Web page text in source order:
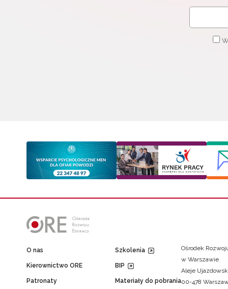
O nas
Kierownictwo ORE
Patronaty
Szkolenia
BIP
Materiały do pobrania
Ośrodek
w Warszawie
Aleje
00-478